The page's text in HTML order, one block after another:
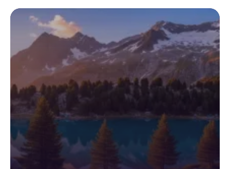
entre lavande et oliviers
17 avril 2026